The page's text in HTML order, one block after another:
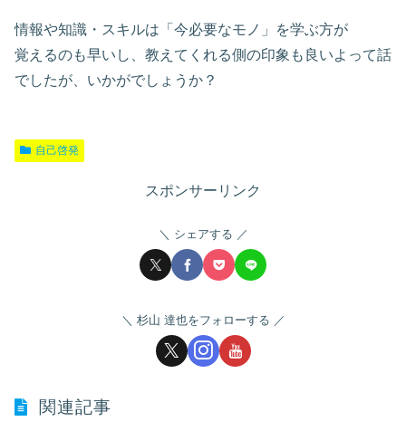
情報や知識・スキルは「今必要なモノ」を学ぶ方が
覚えるのも早いし、教えてくれる側の印象も良いよって話
でしたが、いかがでしょうか？
自己啓発
スポンサーリンク
シェアする
杉山 達也をフォローする
関連記事